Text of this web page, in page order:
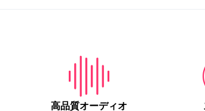
高品質オーディオ